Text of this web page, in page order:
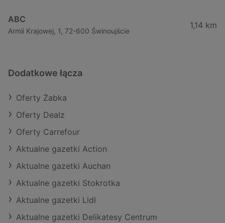
ABC
Armii Krajowej, 1, 72-600 Świnoujście
1,14 km
Dodatkowe łącza
Oferty Żabka
Oferty Dealz
Oferty Carrefour
Aktualne gazetki Action
Aktualne gazetki Auchan
Aktualne gazetki Stokrotka
Aktualne gazetki Lidl
Aktualne gazetki Delikatesy Centrum